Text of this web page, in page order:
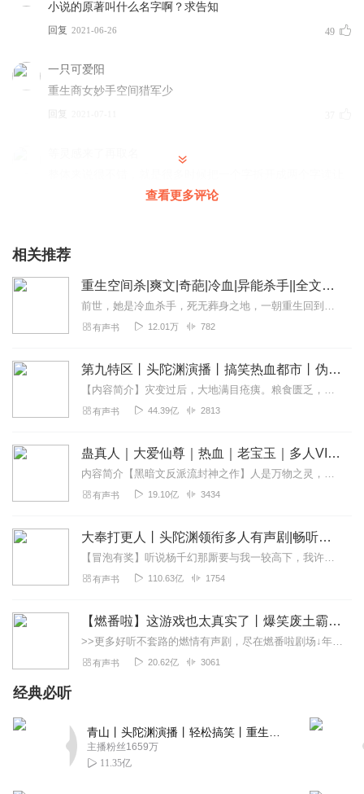
小说的原著叫什么名字啊？求告知
回复 2021-06-26 49
一只可爱阳
重生商女妙手空间猎军少
回复
我有点懵圈，比如口勿，还有很多我听过后一直蒙圈没猜出
梦域恢恢
这部小说我以前在零点听过，挺错的小说。男强女强，女主
播声音甜美，有点惋惜没有男主播！要不更好了。
挺好的这本小说，读的也挺好
2021-07-06
错别字太多，比如月匈！感觉是合成音
2021-08-04
一直喜欢听穿越农女，带着空间那种，无意中听了听现代版
穿越，也很吸引我。小说挺好，主播更好🌹
听友223261403
我是听到主播播讲的有声小说挺好的。故事情节好，感觉没
好的有声小说。于是给主播打10分，以后就多多关注主播播
2021-08-12
查看更多评论
相关推荐
重生空间杀|爽文|奇葩|冷血|异能杀手||全文免费
前世，她是冷血杀手，死无葬身之地，一朝重生回到十五岁，意外得到异能空间。虐人渣爹妈，整任性妹妹，打脸奇葩亲戚啪啪啪。前世，她是冷血杀手，死无葬身之地，一朝重生...
有声书 12.01万 782
第九特区丨头陀渊演播丨搞笑热血都市丨伪戒丨VIP免费多人有声剧
【内容简介】灾变过后，大地满目疮痍。粮食匮乏，资源紧俏，局势混乱……一位从待规划区杀出来的青年，背对着漫天黄沙，孤身来到九区谋生，却不曾想偶然结识三五好友，一念...
有声书 44.39亿 2813
蛊真人｜大爱仙尊｜热血｜老宝玉｜多人VIP免费有声剧
内容简介【黑暗文反派流封神之作】人是万物之灵，蛊是天地真精。一个穿越者不断重生的故事。一个养蛊、炼蛊、用蛊的奇特世界。配音组（男角色）老宝玉旁白...
有声书 19.10亿 3434
大奉打更人丨头陀渊领衔多人有声剧|畅听全集|王鹤棣、田曦薇主演影视剧原著|卖报小郎君
【冒泡有奖】听说杨千幻那厮要与我一较高下，我许七安要开始装叉了！快进入声音播放页戳下方输入框，冒个泡偷偷告诉我，我要用哪些诗词才能胜过他？说得好的，有赏！202...
有声书 110.63亿 1754
【燃番啦】这游戏也太真实了丨爆笑废土霸榜神作丨紫襟剧社制作
>>更多好听不套路的燃情有声剧，尽在燃番啦剧场↓年度重磅推荐本专辑为VIP免费专辑每天上午10点5集更新，订阅可以听到最新内容哦！每周抽一个专辑五星优质评论送...
有声书 20.62亿 3061
经典必听
主播粉丝1659万
11.35亿